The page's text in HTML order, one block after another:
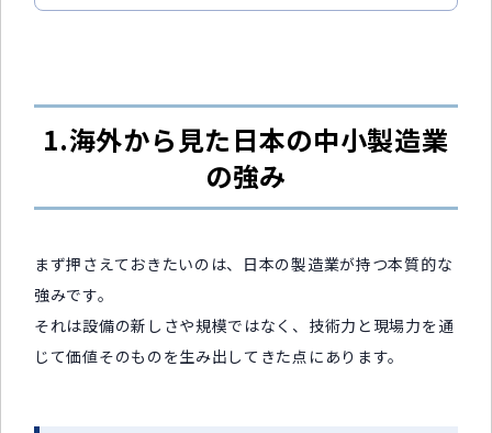
1.海外から見た日本の中小製造業
の強み
まず押さえておきたいのは、日本の製造業が持つ本質的な
強みです。
それは設備の新しさや規模ではなく、技術力と現場力を通
じて価値そのものを生み出してきた点にあります。